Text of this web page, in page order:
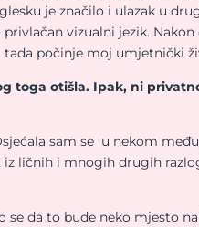
je značilo i ulazak u
vizualni jezik.
tada počinje moj umjetnički
toga otišla. Ipak, ni
sam se u nekom
ličnih i mnogih drugih
da to bude neko mjesto